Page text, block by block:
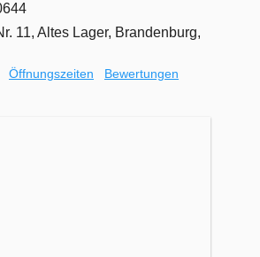
11, Altes Lager, Brandenburg,
Öffnungszeiten Bewertungen